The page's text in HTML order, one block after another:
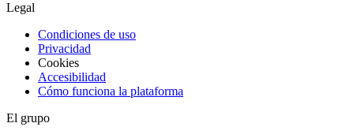
Legal
Condiciones de uso
Privacidad
Cookies
Accesibilidad
Cómo funciona la plataforma
El grupo